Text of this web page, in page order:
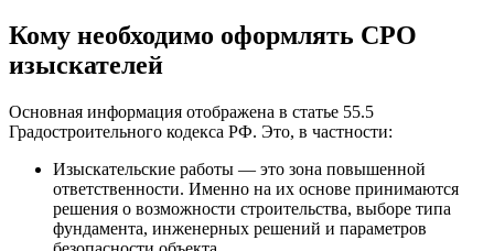
Кому необходимо оформлять СРО
изыскателей
Основная информация отображена в статье 55.5
Градостроительного кодекса РФ. Это, в частности:
Изыскательские работы — это зона повышенной
ответственности. Именно на их основе принимаются
решения о возможности строительства, выборе типа
фундамента, инженерных решений и параметров